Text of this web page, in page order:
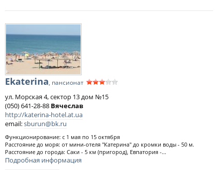
Ekaterina, пансионат
ул. Морская 4, сектор 13 дом №15
(050) 641-28-88 Вячеслав
http://katerina-hotel.at.ua
email:sburun@bk.ru
Функционирование: с 1 мая по 15 октября
Расстояние до моря: от мини-отеля "Катерина" до кромки воды - 50 м.
Расстояние до города: Саки - 5 км (пригород), Евпатория -...
Подробная информация